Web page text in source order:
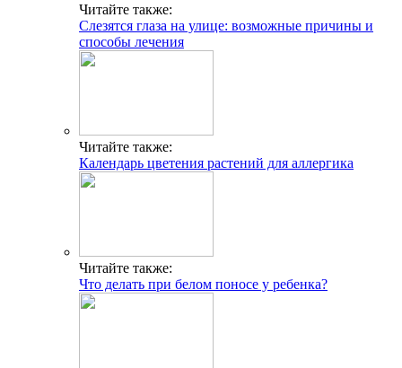
Читайте также:
Слезятся глаза на улице: возможные причины и
способы лечения
Читайте также:
Календарь цветения растений для аллергика
Читайте также:
Что делать при белом поносе у ребенка?